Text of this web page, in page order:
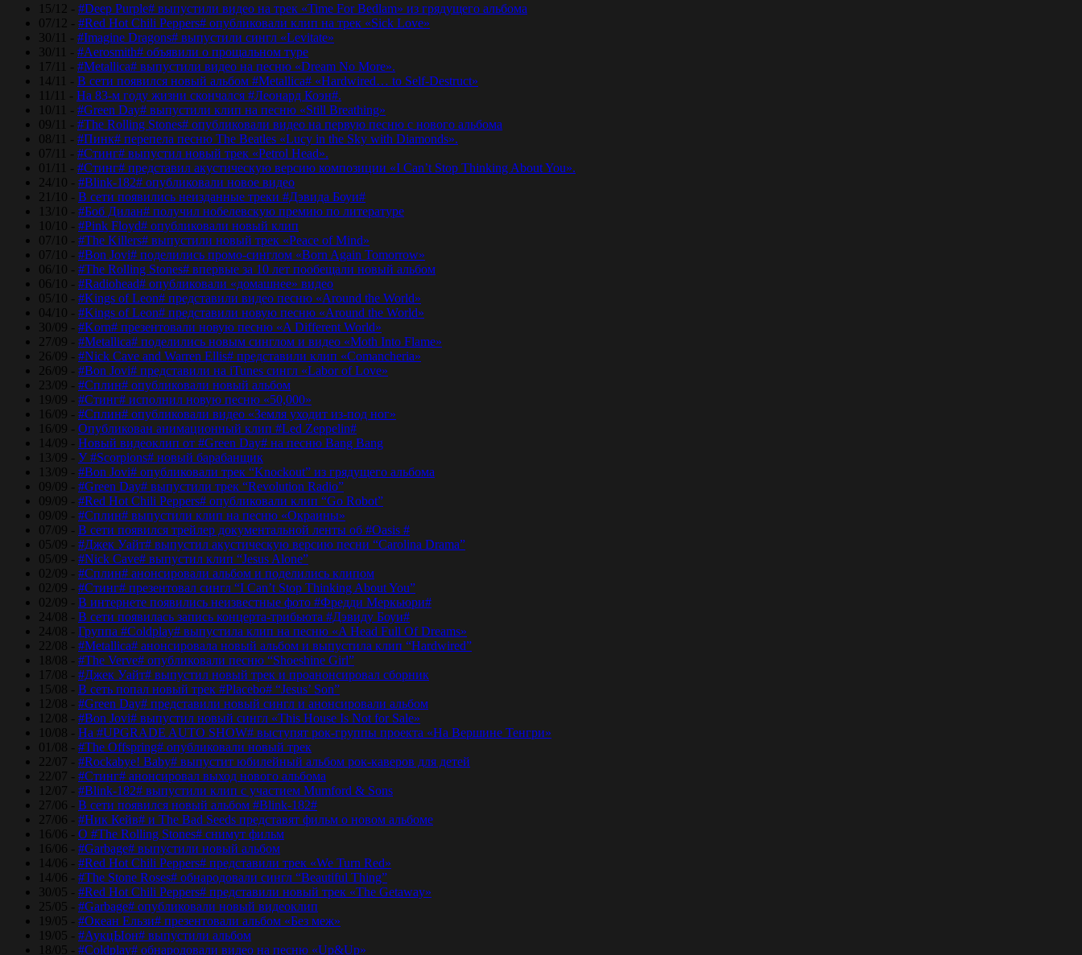
15/12 - #Deep Purple# выпустили видео на трек «Time For Bedlam» из грядущего альбома
07/12 - #Red Hot Chili Peppers# опубликовали клип на трек «Sick Love»
30/11 - #Imagine Dragons# выпустили сингл «Levitate»
30/11 - #Aerosmith# объявили о прощальном туре
17/11 - #Metallica# выпустили видео на песню «Dream No More».
14/11 - В сети появился новый альбом #Metallica# «Hardwired… to Self-Destruct»
11/11 - На 83-м году жизни скончался #Леонард Коэн#.
10/11 - #Green Day# выпустили клип на песню «Still Breathing»
09/11 - #The Rolling Stones# опубликовали видео на первую песню с нового альбома
08/11 - #Пинк# перепела песню The Beatles «Lucy in the Sky with Diamonds».
07/11 - #Стинг# выпустил новый трек «Petrol Head».
01/11 - #Стинг# представил акустическую версию композиции «I Can’t Stop Thinking About You».
24/10 - #Blink-182# опубликовали новое видео
21/10 - В сети появились неизданные треки #Дэвида Боуи#
13/10 - #Боб Дилан# получил нобелевскую премию по литературе
10/10 - #Pink Floyd# опубликовали новый клип
07/10 - #The Killers# выпустили новый трек «Peace of Mind»
07/10 - #Bon Jovi# поделились промо-синглом «Born Again Tomorrow»
06/10 - #The Rolling Stones# впервые за 10 лет пообещали новый альбом
06/10 - #Radiohead# опубликовали «домашнее» видео
05/10 - #Kings of Leon# представили видео песню «Around the World»
04/10 - #Kings of Leon# представили новую песню «Around the World»
30/09 - #Korn# презентовали новую песню «A Different World»
27/09 - #Metallica# поделились новым синглом и видео «Moth Into Flame»
26/09 - #Nick Cave and Warren Ellis# представили клип «Comancheria»
26/09 - #Bon Jovi# представили на iTunes сингл «Labor of Love»
23/09 - #Сплин# опубликовали новый альбом
19/09 - #Стинг# исполнил новую песню «50,000»
16/09 - #Сплин# опубликовали видео «Земля уходит из-под ног»
16/09 - Опубликован анимационный клип #Led Zeppelin#
14/09 - Новый видеоклип от #Green Day# на песню Bang Bang
13/09 - У #Scorpions# новый барабанщик
13/09 - #Bon Jovi# опубликовали трек “Knockout” из грядущего альбома
09/09 - #Green Day# выпустили трек “Revolution Radio”
09/09 - #Red Hot Chili Peppers# опубликовали клип “Go Robot”
09/09 - #Сплин# выпустили клип на песню «Окраины»
07/09 - В сети появился трейлер документальной ленты об #Oasis #
05/09 - #Джек Уайт# выпустил акустическую версию песни “Carolina Drama”
05/09 - #Nick Cave# выпустил клип “Jesus Alone”
02/09 - #Сплин# анонсировали альбом и поделились клипом
02/09 - #Стинг# презентовал сингл “I Can’t Stop Thinking About You”
02/09 - В интернете появились неизвестные фото #Фредди Меркьюри#
24/08 - В сети появилась запись концерта-трибьюта #Дэвиду Боуи#
24/08 - Группа #Coldplay# выпустила клип на песню «A Head Full Of Dreams»
22/08 - #Metallica# анонсировала новый альбом и выпустила клип “Hardwired”
18/08 - #The Verve# опубликовали песню “Shoeshine Girl”
17/08 - #Джек Уайт# выпустил новый трек и проанонсировал сборник
15/08 - В сеть попал новый трек #Placebo# “Jesus’ Son”
12/08 - #Green Day# представили новый сингл и анонсировали альбом
12/08 - #Bon Jovi# выпустил новый сингл «This House Is Not for Sale»
10/08 - На #UPGRADE AUTO SHOW# выступят рок-группы проекта «На Вершине Тенгри»
01/08 - #The Offspring# опубликовали новый трек
22/07 - #Rockabye! Baby# выпустит юбилейный альбом рок-каверов для детей
22/07 - #Стинг# анонсировал выход нового альбома
12/07 - #Blink-182# выпустили клип с участием Mumford & Sons
27/06 - В сети появился новый альбом #Blink-182#
27/06 - #Ник Кейв# и The Bad Seeds представят фильм о новом альбоме
16/06 - О #The Rolling Stones# снимут фильм
16/06 - #Garbage# выпустили новый альбом
14/06 - #Red Hot Chili Peppers# представили трек «We Turn Red»
14/06 - #The Stone Roses# обнародовали сингл “Beautiful Thing”
30/05 - #Red Hot Chili Peppers# представили новый трек «The Getaway»
25/05 - #Garbage# опубликовали новый видеоклип
19/05 - #Океан Ельзи# презентовали альбом «Без меж»
19/05 - #АукцЫон# выпустили альбом
18/05 - #Coldplay# обнародовали видео на песню «Up&Up»